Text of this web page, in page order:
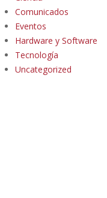
Comunicados
Eventos
Hardware y Software
Tecnología
Uncategorized